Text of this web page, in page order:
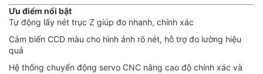
Ưu điểm nổi bật
Tự động lấy nét trục Z giúp đo nhanh, chính xác
Cảm biến CCD màu cho hình ảnh rõ nét, hỗ trợ đo lường hiệu
quả
Hệ thống chuyển động servo CNC nâng cao độ chính xác và